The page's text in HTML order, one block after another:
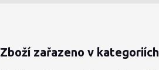
Zboží zařazeno v kategoriích